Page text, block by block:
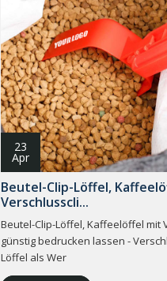
23
Apr
Beutel-Clip-Löffel,
Verschlusscli...
Beutel-Clip-Löffel, Kaffeelöffel mit
günstig bedrucken lassen -
Löffel als Wer